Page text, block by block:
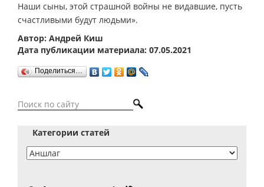
Наши сыны, этой страшной войны не видавшие, пусть
счастливыми будут людьми».
Автор: Андрей Киш
Дата публикации материала: 07.05.2021
Поделиться…
Категории статей